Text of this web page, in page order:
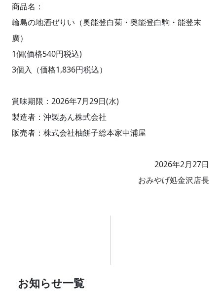
商品名：
輪島の地酒ぜりい（奥能登白菊・奥能登白駒・能登末
廣）
1個(価格540円税込)
3個入（価格1,836円税込）
賞味期限：2026年7月29日(水)
製造者：沖製あん株式会社
販売者：株式会社柚餅子総本家中浦屋
2026年2月27日
おみやげ処金沢店長
お知らせ一覧